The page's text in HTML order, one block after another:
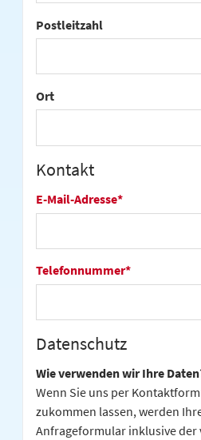
Postleitzahl
Ort
Kontakt
E-Mail-Adresse*
Telefonnummer*
Datenschutz
Wie verwenden wir Ihre
Wenn Sie uns per
zukommen lassen, werden
Anfrageformular inklusive der